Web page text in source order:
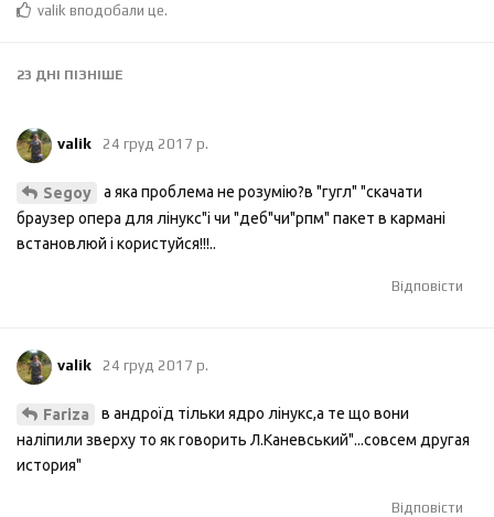
valik вподобали це.
23 ДНІ ПІЗНІШЕ
valik 24 груд 2017 р.
Segoy
а яка проблема не розумію?в "гугл" "скачати
браузер опера для лінукс"і чи "деб"чи"рпм" пакет в кармані
встановлюй і користуйся!!!..
Відповісти
valik 24 груд 2017 р.
Fariza
в андроїд тільки ядро лінукс,а те що вони
наліпили зверху то як говорить Л.Каневський"...совсем другая
история"
Відповісти